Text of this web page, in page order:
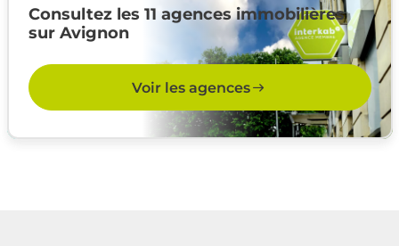
Consultez les 11 agences immobilières
sur Avignon
Voir les agences